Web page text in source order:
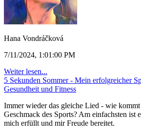
Hana Vondráčková
7/11/2024, 1:01:00 PM
Weiter lesen...
5 Sekunden Sommer - Mein erfolgreicher
Gesundheit und Fitness
Immer wieder das gleiche Lied - wie kommt
Geschmack des Sports? Am einfachsten ist
mich erfüllt und mir Freude bereitet.